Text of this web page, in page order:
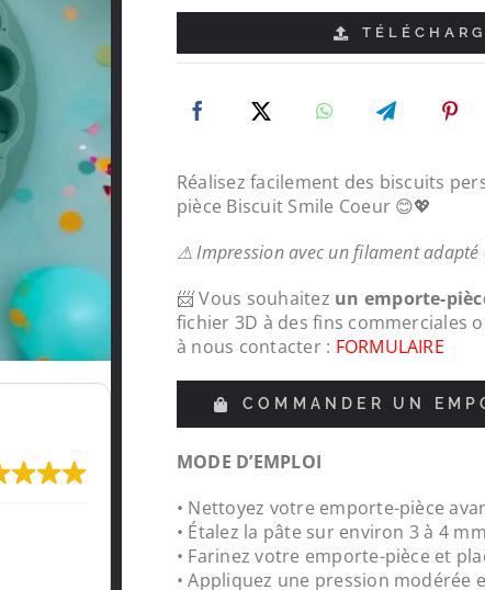
Très content de l'impression, je
LeMondedu3D
Réalisez facilement des biscuits
pièce Biscuit Smile Coeur 😊💖
⚠ Impression avec un filament
📨 Vous souhaitez un emporte-
fichier 3D à des fins commerciales
à nous contacter : FORMULAIRE
COMMANDER UN
MODE D’EMPLOI
• Nettoyez votre emporte-pièce
• Étalez la pâte sur environ 3 à 4
• Farinez votre emporte-pièce et
• Appliquez une pression modérée